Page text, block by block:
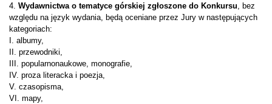
4. Wydawnictwa o tematyce górskiej zgłoszone do Konkursu , bez
względu na język wydania, będą oceniane przez Jury w następujących
kategoriach:
I. albumy,
II. przewodniki,
III. popularnonaukowe, monografie,
IV. proza literacka i poezja,
V. czasopisma,
VI. mapy,